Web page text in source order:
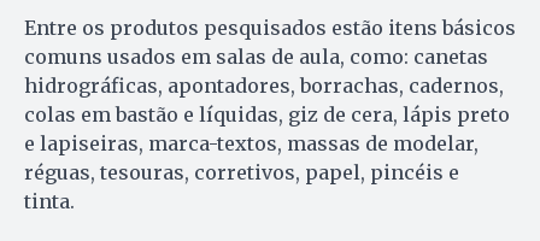
Entre os produtos pesquisados estão itens básicos
comuns usados em salas de aula, como: canetas
hidrográficas, apontadores, borrachas, cadernos,
colas em bastão e líquidas, giz de cera, lápis preto
e lapiseiras, marca-textos, massas de modelar,
réguas, tesouras, corretivos, papel, pincéis e
tinta.